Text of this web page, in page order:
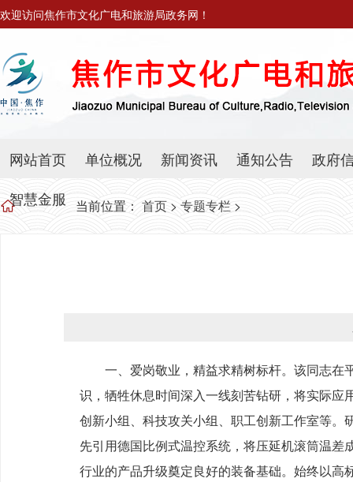
欢迎访问焦作市文化广电和旅游局政务网！
网站首页 单位概况 新闻资讯 通知公告
政府
智慧金服
当前位置： 首页 > 专题专栏 >
一、爱岗敬业，精益求精树标杆。该同志
识，牺牲休息时间深入一线刻苦钻研，将实际
创新小组、科技攻关小组、职工创新工作室等
先引用德国比例式温控系统，将压延机滚筒温差
行业的产品升级奠定良好的装备基础。始终以